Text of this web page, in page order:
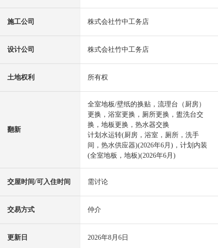
施工公司 株式会社竹中工务店
设计公司 株式会社竹中工务店
土地权利 所有权
翻新
全室地板/壁纸的换贴，流理台（厨房）
更换，浴室更换，厕所更换，盥洗台交
换，地板更换，热水器交换
计划水运转(厨房，浴室，厕所，洗手
间，热水供应器)(2026年6月)，计划内装
(全室地板，地板)(2026年6月)
交屋时间/可入住时间 需讨论
交易方式 仲介
更新日 2026年8月6日